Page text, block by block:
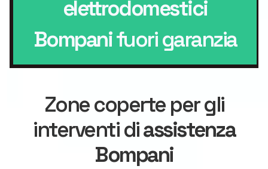
elettrodomestici
Bompanifuori garanzia
Zone coperte per gli
interventi diassistenza
Bompani